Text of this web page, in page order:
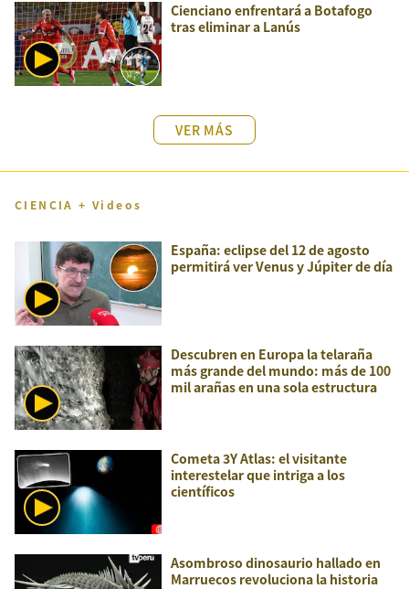
Cienciano enfrentará a Botafogo
tras eliminar a Lanús
VER MÁS
CIENCIA + Videos
España: eclipse del 12 de agosto
permitirá ver Venus y Júpiter de día
Descubren en Europa la telaraña
más grande del mundo: más de 100
mil arañas en una sola estructura
Cometa 3Y Atlas: el visitante
interestelar que intriga a los
científicos
Asombroso dinosaurio hallado en
Marruecos revoluciona la historia